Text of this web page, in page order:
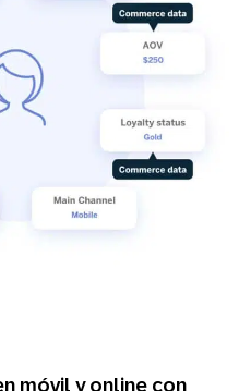
móvil y online con